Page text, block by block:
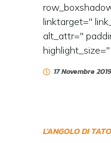
linktarget=''
alt_attr=''
17 Novembre 2019
L'ANGOLO DI TATO